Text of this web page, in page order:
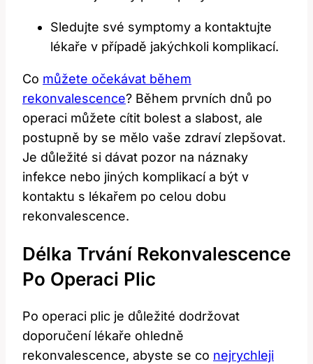
Sledujte své symptomy a kontaktujte
lékaře v případě jakýchkoli komplikací.
Co můžete očekávat během
rekonvalescence? Během prvních dnů po
operaci můžete cítit bolest a slabost, ale
postupně by se mělo vaše zdraví zlepšovat.
Je důležité si dávat pozor na náznaky
infekce nebo jiných komplikací a být v
kontaktu s lékařem po celou dobu
rekonvalescence.
Délka Trvání Rekonvalescence
Po Operaci Plic
Po operaci plic je důležité dodržovat
doporučení lékaře ohledně
rekonvalescence, abyste se co nejrychleji